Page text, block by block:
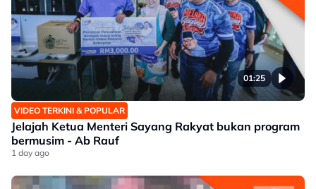
01:25
VIDEO TERKINI & POPULAR
Jelajah Ketua Menteri Sayang Rakyat bukan program
bermusim - Ab Rauf
1 day ago